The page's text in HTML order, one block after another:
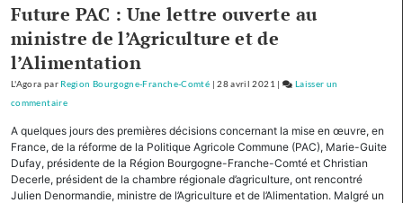
d’investissement
pour
le
Future PAC : Une lettre ouverte au
ministre de l’Agriculture et de
l’Alimentation
L'Agora par Region Bourgogne-Franche-Comté |28 avril 2021 |
Laisser un
commentaireon
cinq
autres
Régions,
la
A quelques jours des premières décisions concernant la mise en œuvre, en
France, de la réforme de la Politique Agricole Commune (PAC), Marie-Guite
Dufay, présidente de la Région Bourgogne-Franche-Comté et Christian
Decerle, président de la chambre régionale d’agriculture, ont rencontré
Julien Denormandie, ministre de l’Agriculture et de l’Alimentation. Malgré un